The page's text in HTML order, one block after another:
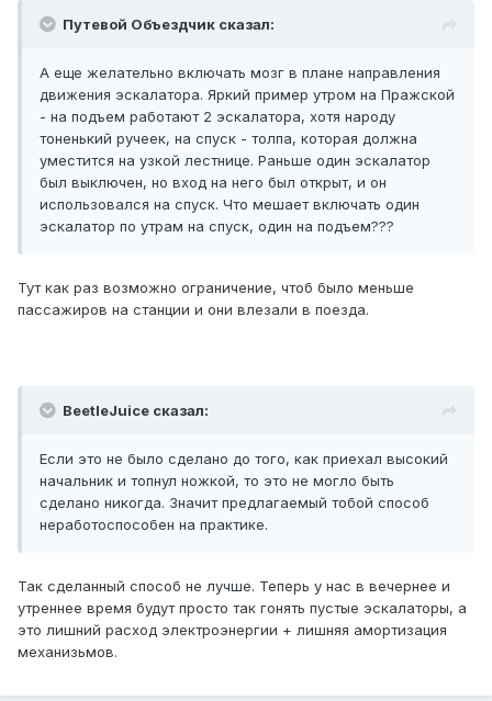
Путевой Объездчик сказал:
А еще желательно включать мозг в плане направления
движения эскалатора. Яркий пример утром на Пражской
- на подъем работают 2 эскалатора, хотя народу
тоненький ручеек, на спуск - толпа, которая должна
уместится на узкой лестнице. Раньше один эскалатор
был выключен, но вход на него был открыт, и он
использовался на спуск. Что мешает включать один
эскалатор по утрам на спуск, один на подъем???
Тут как раз возможно ограничение, чтоб было меньше
пассажиров на станции и они влезали в поезда.
BeetleJuice сказал:
Если это не было сделано до того, как приехал высокий
начальник и топнул ножкой, то это не могло быть
сделано никогда. Значит предлагаемый тобой способ
неработоспособен на практике.
Так сделанный способ не лучше. Теперь у нас в вечернее и
утреннее время будут просто так гонять пустые эскалаторы, а
это лишний расход электроэнергии + лишняя амортизация
механизьмов.